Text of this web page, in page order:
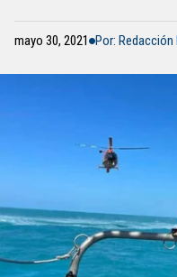
mayo 30, 2021 Por: Redacción